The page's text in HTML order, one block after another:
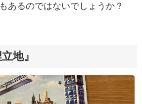
あるのではないでしょうか？
地』